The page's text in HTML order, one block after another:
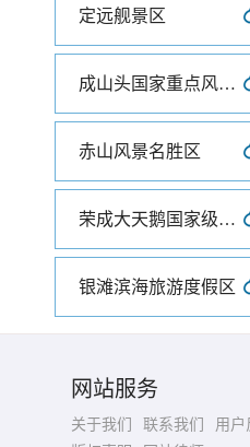
定远舰景区
成山头国家重点风景名胜区
赤山风景名胜区
荣成大天鹅国家级自然保护区
银滩滨海旅游度假区
网站服务
关于我们 联系我们
用户